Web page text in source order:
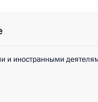
и иностранными